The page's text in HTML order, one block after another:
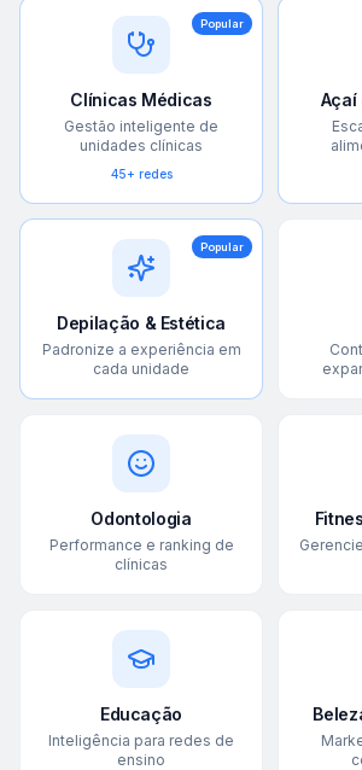
Popular
Clínicas Médicas
Gestão inteligente de
unidades clínicas
45+ redes
Açaí
Popular
Depilação & Estética
Padronize a experiência em
cada unidade
Odontologia
Performance e ranking de
clínicas
Educação
Inteligência para redes de
ensino